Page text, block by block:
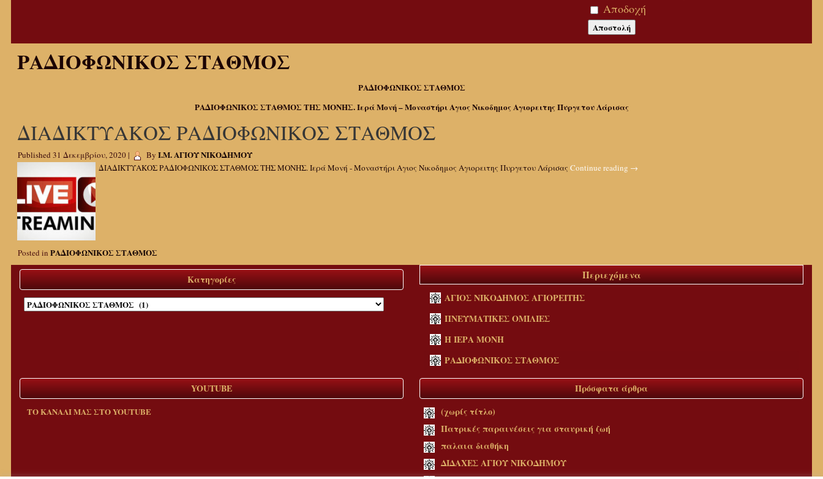
Αποδοχή
ΡΑΔΙΟΦΩΝΙΚΟΣ ΣΤΑΘΜΟΣ
ΡΑΔΙΟΦΩΝΙΚΟΣ ΣΤΑΘΜΟΣ
ΡΑΔΙΟΦΩΝΙΚΟΣ ΣΤΑΘΜΟΣ ΤΗΣ ΜΟΝΗΣ. Ιερά Μονή – Μοναστήρι Αγιος Νικοδημος Αγιορειτης Πυργετου Λάρισας
ΔΙΑΔΙΚΤΥΑΚΟΣ ΡΑΔΙΟΦΩΝΙΚΟΣ ΣΤΑΘΜΟΣ
Published 31 Δεκεμβρίου, 2020| By Ι.Μ. ΑΓΙΟΥ ΝΙΚΟΔΗΜΟΥ
ΔΙΑΔΙΚΤΥΑΚΟΣ ΡΑΔΙΟΦΩΝΙΚΟΣ ΣΤΑΘΜΟΣ ΤΗΣ ΜΟΝΗΣ. Ιερά Μονή - Μοναστήρι Αγιος Νικοδημος Αγιορειτης Πυργετου ΛάρισαςContinue reading →
Posted in ΡΑΔΙΟΦΩΝΙΚΟΣ ΣΤΑΘΜΟΣ
Κατηγορίες
Κατηγορίες
Περιεχόμενα
ΑΓΙΟΣ ΝΙΚΟΔΗΜΟΣ ΑΓΙΟΡΕΙΤΗΣ
ΠΝΕΥΜΑΤΙΚΕΣ ΟΜΙΛΙΕΣ
Η ΙΕΡΑ ΜΟΝΗ
ΡΑΔΙΟΦΩΝΙΚΟΣ ΣΤΑΘΜΟΣ
YOUTUBE
ΤΟ ΚΑΝΑΛΙ ΜΑΣ ΣΤΟ YOUTUBE
Πρόσφατα άρθρα
(χωρίς τίτλο)
Πατρικές παραινέσεις για σταυρική ζωή
παλαια διαθήκη
ΔΙΔΑΧΕΣ ΑΓΙΟΥ ΝΙΚΟΔΗΜΟΥ